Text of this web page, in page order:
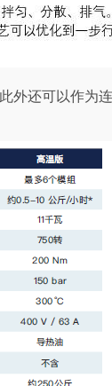
外还可以作为